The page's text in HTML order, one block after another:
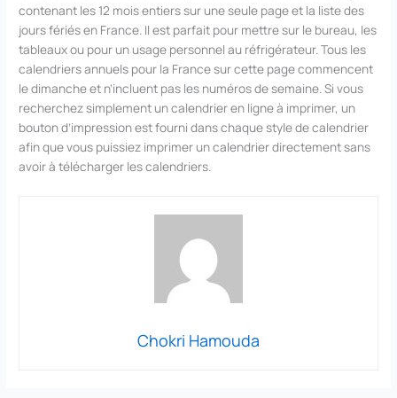
contenant les 12 mois entiers sur une seule page et la liste des
jours fériés en France. Il est parfait pour mettre sur le bureau, les
tableaux ou pour un usage personnel au réfrigérateur. Tous les
calendriers annuels pour la France sur cette page commencent
le dimanche et n’incluent pas les numéros de semaine. Si vous
recherchez simplement un calendrier en ligne à imprimer, un
bouton d’impression est fourni dans chaque style de calendrier
afin que vous puissiez imprimer un calendrier directement sans
avoir à télécharger les calendriers.
Chokri Hamouda